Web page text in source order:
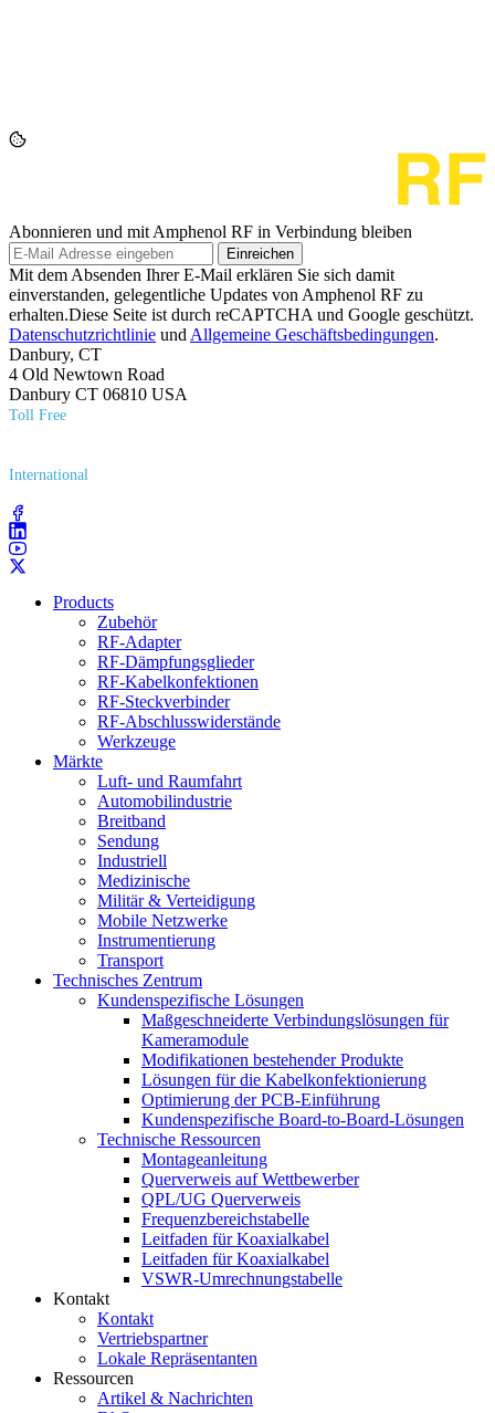
Abonnieren und mit Amphenol RF in Verbindung bleiben
Einreichen
Mit dem Absenden Ihrer E-Mail erklären Sie sich damit
einverstanden, gelegentliche Updates von Amphenol RF zu
erhalten.Diese Seite ist durch reCAPTCHA und Google geschützt.
Datenschutzrichtlinie und Allgemeine Geschäftsbedingungen.
Danbury, CT
4 Old Newtown Road
Danbury CT 06810 USA
Toll Free
International
Products
Zubehör
RF-Adapter
RF-Dämpfungsglieder
RF-Kabelkonfektionen
RF-Steckverbinder
RF-Abschlusswiderstände
Werkzeuge
Märkte
Luft- und Raumfahrt
Automobilindustrie
Breitband
Sendung
Industriell
Medizinische
Militär & Verteidigung
Mobile Netzwerke
Instrumentierung
Transport
Technisches Zentrum
Kundenspezifische Lösungen
Maßgeschneiderte Verbindungslösungen für
Kameramodule
Modifikationen bestehender Produkte
Lösungen für die Kabelkonfektionierung
Optimierung der PCB-Einführung
Kundenspezifische Board-to-Board-Lösungen
Technische Ressourcen
Montageanleitung
Querverweis auf Wettbewerber
QPL/UG Querverweis
Frequenzbereichstabelle
Leitfaden für Koaxialkabel
Leitfaden für Koaxialkabel
VSWR-Umrechnungstabelle
Kontakt
Kontakt
Vertriebspartner
Lokale Repräsentanten
Ressourcen
Artikel & Nachrichten